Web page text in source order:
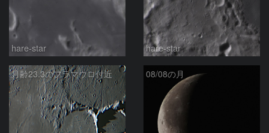
hare-star hare-star
月齢23.3のフラマウロ付近 08/08の月